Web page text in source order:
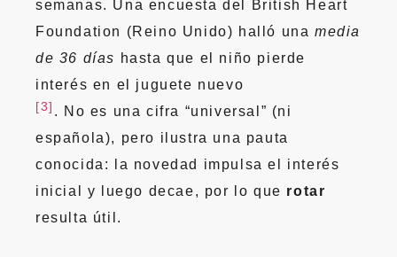
semanas. Una encuesta del British Heart
Foundation (Reino Unido) halló unamedia
de 36 días hasta que el niño pierde
interés en el juguete nuevo
[3] . No es una cifra “universal” (ni
española), pero ilustra una pauta
conocida: la novedad impulsa el interés
inicial y luego decae, por lo que rotar
resulta útil.